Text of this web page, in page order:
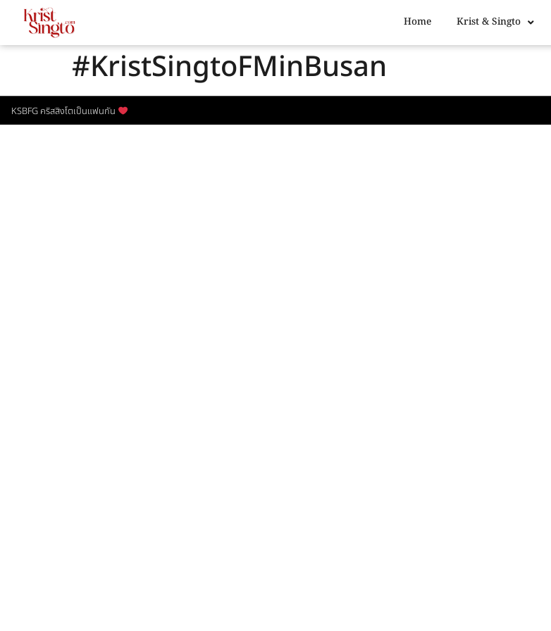
Home Krist & Singto
#KristSingtoFMinBusan
KSBFG คริสสิงโตเป็นแฟนกัน